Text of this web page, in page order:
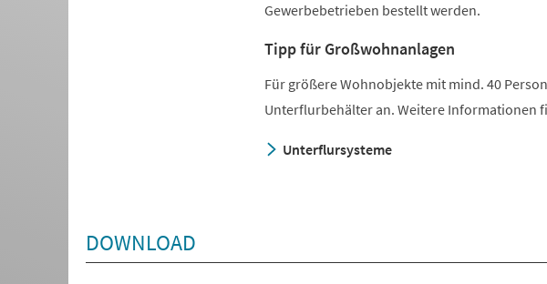
Gewerbebetrieben bestellt werden.
Tipp für Großwohnanlagen
Für größere Wohnobjekte mit mind. 40
Unterflurbehälter an. Weitere Informationen
Unterflursysteme
DOWNLOAD